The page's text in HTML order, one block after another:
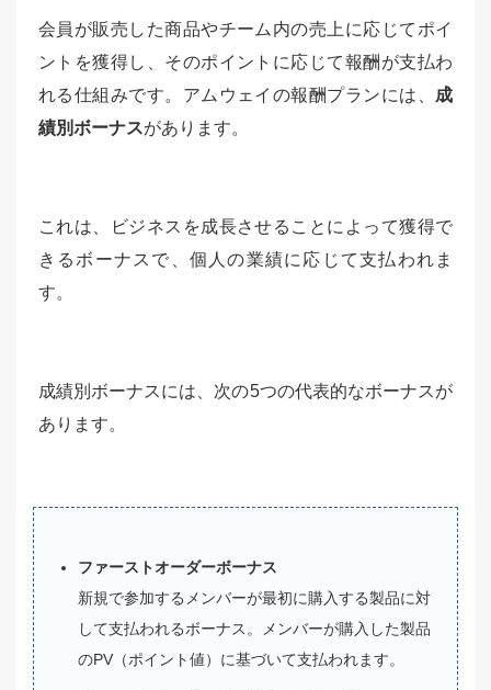
会員が販売した商品やチーム内の売上に応じてポイ
ントを獲得し、そのポイントに応じて報酬が支払わ
れる仕組みです。アムウェイの報酬プランには、 成
績別ボーナスがあります。
これは、ビジネスを成長させることによって獲得で
きるボーナスで、個人の業績に応じて支払われま
す。
成績別ボーナスには、次の5つの代表的なボーナスが
あります。
ファーストオーダーボーナス
新規で参加するメンバーが最初に購入する製品に対
して支払われるボーナス。メンバーが購入した製品
のPV（ポイント値）に基づいて支払われます。